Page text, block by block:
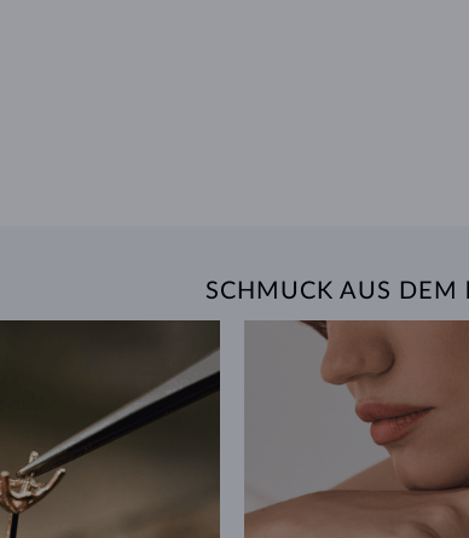
SCHMUCK AUS DEM